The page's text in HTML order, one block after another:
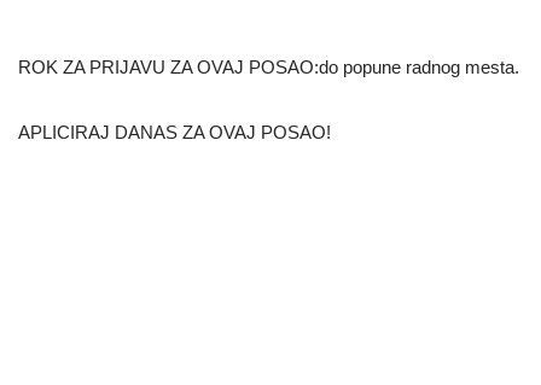
ROK ZA PRIJAVU ZA OVAJ POSAO:do popune radnog mesta.
APLICIRAJ DANAS ZA OVAJ POSAO!